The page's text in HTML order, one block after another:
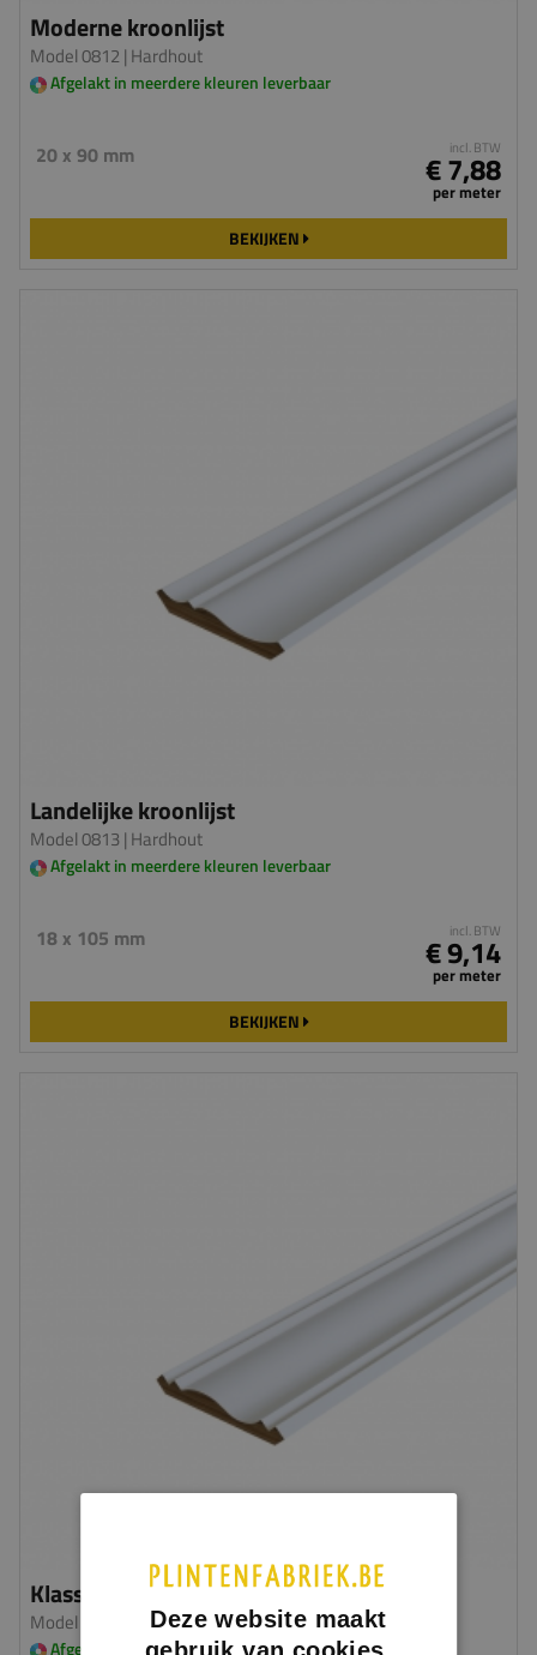
Moderne kroonlijst
Model 0812| Hardhout
Afgelakt in meerdere kleuren leverbaar
20 x 90 mm incl. BTW
€ 7,88
per meter
BEKIJKEN
Landelijke kroonlijst
Model 0813 | Hardhout
Afgelakt in meerdere kleuren leverbaar
18 x 105 mm incl. BTW
€ 9,14
per meter
BEKIJKEN
Klassieke kroonlijst
Model 0814 | Hardhout
Afgelakt in meerdere kleuren leverbaar
Deze website maakt